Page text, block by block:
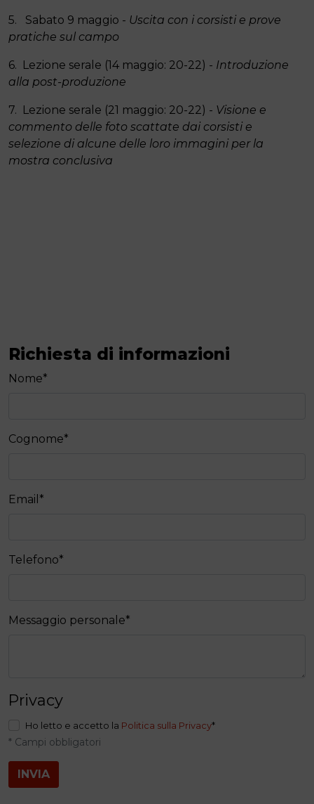
5. Sabato 9 maggio - Uscita con i corsisti e prove
pratiche sul campo
6. Lezione serale (14 maggio: 20-22) - Introduzione
alla post-produzione
7. Lezione serale (21 maggio: 20-22) - Visione e
commento delle foto scattate dai corsisti e
selezione di alcune delle loro immagini per la
mostra conclusiva
Richiesta di informazioni
Nome*
Cognome*
Email *
Telefono*
Messaggio personale*
Privacy
Ho letto e accetto la Politica sulla Privacy*
* Campi obbligatori
INVIA